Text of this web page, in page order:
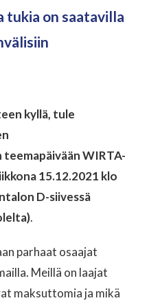
tukia on saatavilla
kyllä, tule
WIRTA-
15.12.2021 klo
D-siivessä
.
parhaat osaajat
Meillä on laajat
maksuttomia ja mikä